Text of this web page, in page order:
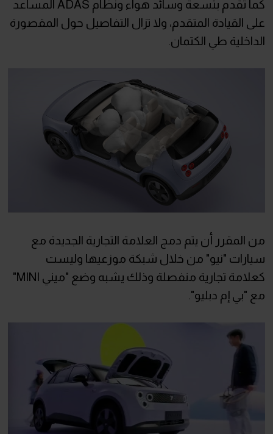
كما تقدم بتسعة وسائد هواء ونظام ADAS المساعد
على القيادة المتقدم، ولا تزال التفاصيل حول المقصورة
الداخلية طي الكتمان.
من المقرر أن يتم دمج العلامة التجارية الجديدة مع
سيارات "نيو" من خلال شبكة موزعيها وليست
كعلامة تجارية منفصلة وذلك يشبه وضع "ميني MINI"
مع "بي إم دبليو".